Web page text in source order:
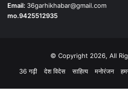
Email: 36garhikhabar@gmail.com
mo.9425512935
© Copyright 2026, All
36 गढ़ी
देश विदेस साहित्य मनोरंजन